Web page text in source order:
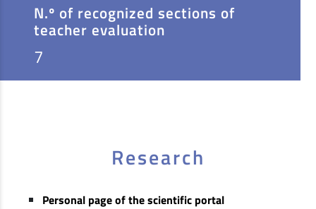
N.º of recognized sections of
teacher evaluation
7
Research
Personal page of the scientific portal